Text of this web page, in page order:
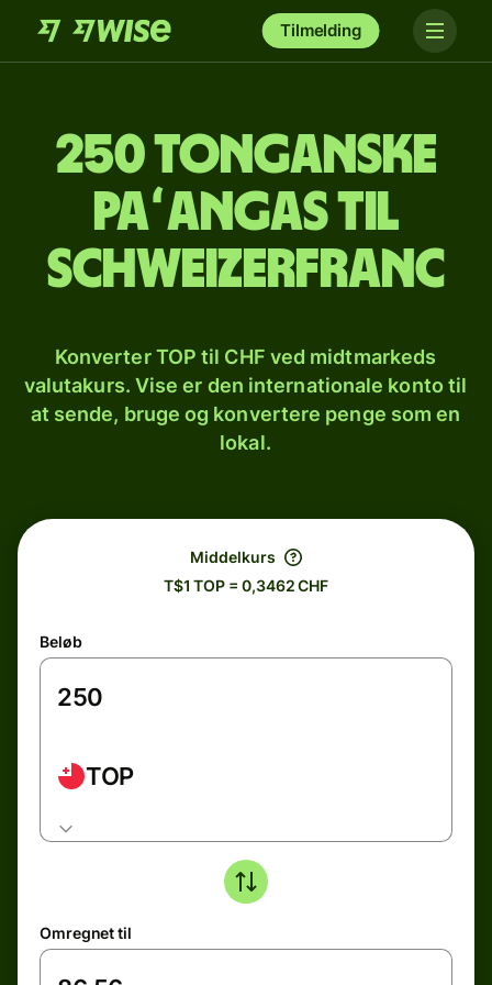
Tilmelding
250 tonganske
paʻangas til
schweizerfranc
Konverter TOP til CHF ved midtmarkeds
valutakurs. Vise er den internationale konto til
at sende, bruge og konvertere penge som en
lokal.
Middelkurs
T$1 TOP = 0,3462 CHF
Beløb
TOP
Omregnet til